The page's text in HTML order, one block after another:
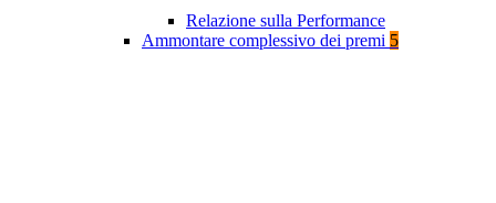
Relazione sulla Performance
Ammontare complessivo dei premi 5